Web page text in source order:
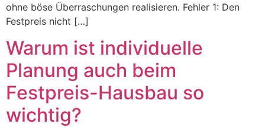
ohne böse Überraschungen realisieren. Fehler 1: Den
Festpreis nicht […]
Warum ist individuelle
Planung auch beim
Festpreis-Hausbau so
wichtig?